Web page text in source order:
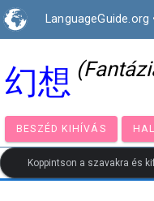
LanguageGuide.org
幻想
BESZÉD KIHÍVÁS
Koppintson a szavakra és